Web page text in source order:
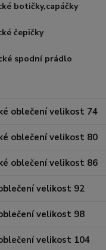
botičky,capáčky
čepičky
spodní prádlo
oblečení velikost 74
oblečení velikost 80
oblečení velikost 86
velikost 92
velikost 98
velikost 104